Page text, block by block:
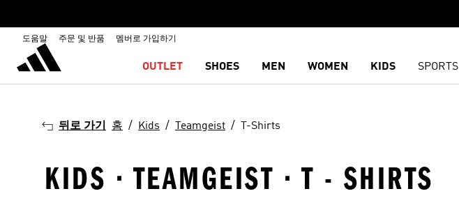
도움말 주문 및 반품 멤버로 가입하기
OUTLET SHOES MEN WOMEN KIDS SPORTS
뒤로 가기 홈 Kids Teamgeist T-Shirts
KIDS · TEAMGEIST · T - SHIRTS